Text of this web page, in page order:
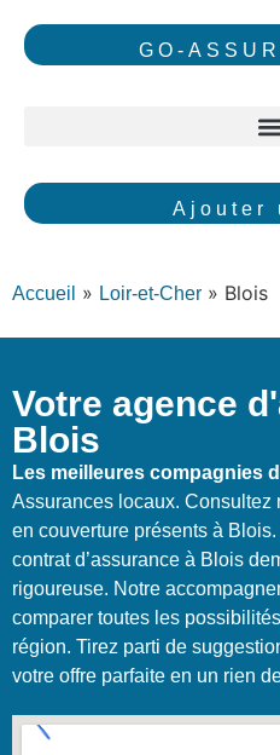
GO-
Ajouter
Accueil » Loir-et-Cher » Blois
Votre agence
Blois
Les meilleures compagnies
Assurances locaux. Consultez
en couverture présents à
contrat d’assurance à Blois
rigoureuse. Notre
comparer toutes les
région. Tirez parti de
votre offre parfaite en un rien